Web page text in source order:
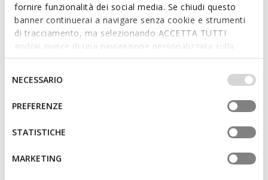
fornire funzionalità dei social media. Se chiudi questo
banner continuerai a navigare senza cookie e strumenti
di tracciamento, ma selezionando ACCETTA TUTTI
godrai invece di una navigazione personalizzata sulla
base dei tuoi gusti ed interessi. Selezionando
IMPOSTAZIONI potrai anche scegliere quali cookies ed
altri strumenti di tracciamento autorizzare. Per maggiori
informazioni o per modificare in qualsiasi momento le
tue impostazioni, visita la nostra
del
consenso
NECESSARIO
PREFERENZE
STATISTICHE
MARKETING
Features
Lightweight footwear